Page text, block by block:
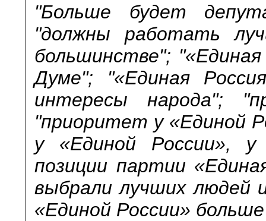
"Больше будет
"должны работать
большинстве";
Думе"; "«Единая
интересы народа";
"приоритет у «Единой
у «Единой России», у
позиции партии
выбрали лучших людей
«Единой России»